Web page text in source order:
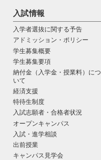
入試情報
入学者選抜に関する予告
アドミッション・ポリシー
学生募集概要
学生募集要項
納付金（入学金・授業料）につ
いて
経済支援
特待生制度
入試志願者・合格者状況
オープンキャンパス
入試・進学相談
出前授業
キャンパス見学会